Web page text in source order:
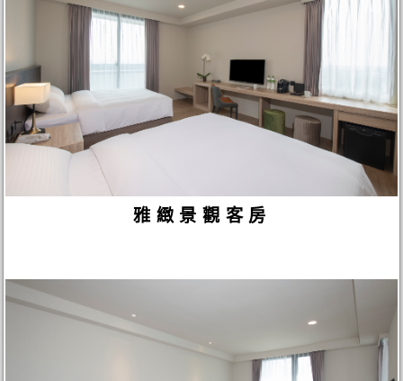
雅緻景觀客房